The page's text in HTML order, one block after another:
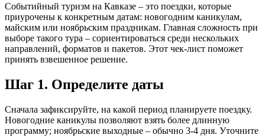
Событийный туризм на Кавказе – это поездки, которые
приурочены к конкретным датам: новогодним каникулам,
майским или ноябрьским праздникам. Главная сложность при
выборе такого тура – сориентироваться среди нескольких
направлений, форматов и пакетов. Этот чек-лист поможет
принять взвешенное решение.
Шаг 1. Определите даты
Сначала зафиксируйте, на какой период планируете поездку.
Новогодние каникулы позволяют взять более длинную
программу; ноябрьские выходные – обычно 3-4 дня. Уточните